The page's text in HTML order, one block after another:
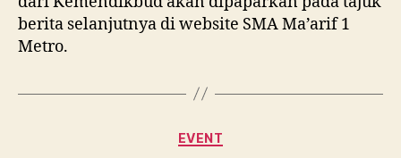
berita selanjutnya di website SMA Ma’arif 1
Metro.
Kategori
EVENT